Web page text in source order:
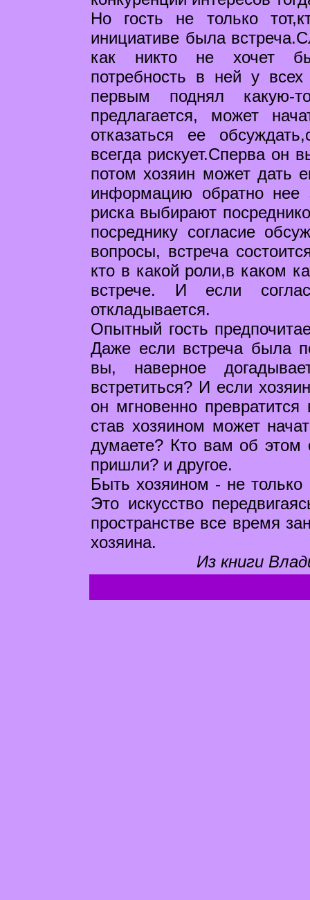
Но гость не только
инициативе была
как никто не хочет
потребность в ней у всех
первым поднял
предлагается, может
отказаться ее
всегда рискует.Сперва он
потом хозяин может дать
информацию обратно нее
риска выбирают
посреднику согласие
вопросы, встреча
кто в какой роли,в каком
встрече. И если
откладывается.
Опытный гость
Даже если встреча была
вы, наверное
встретиться? И если
он мгновенно
став хозяином может
думаете? Кто вам об
пришли? и другое.
Быть хозяином - не
Это искусство
пространстве все время
хозяина.
Из книги